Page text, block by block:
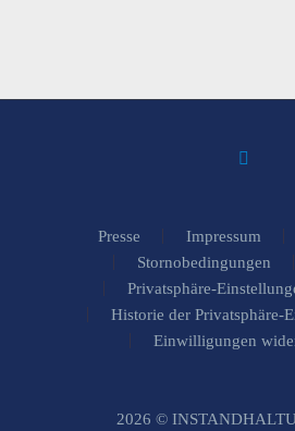
Presse Impressum
Stornobedingungen
Privatsphäre-
Historie der Privatsphäre-
Einwilligungen
2026 ©